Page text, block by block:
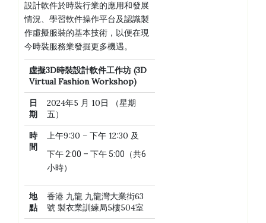
設計軟件於時裝行業的應用和發展
情況、學習軟件操作平台及認識製
作虛擬服裝的基本技術，以便在現
今時裝服務業發掘更多機遇。
虛擬3D時裝設計軟件工作坊 (3D
Virtual Fashion Workshop)
日
期
2024年5 月 10日 （星期
五）
時
間
上午9:30 – 下午 12:30 及
下午 2:00 – 下午 5:00（共6
小時）
地
點
香港 九龍 九龍灣大業街63
號 製衣業訓練局5樓504室